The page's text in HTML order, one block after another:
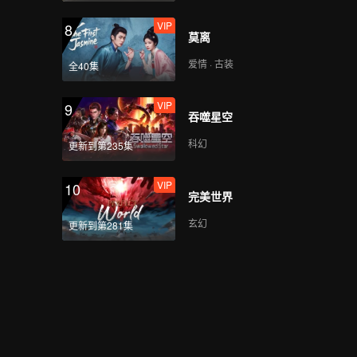
牛撒撇米线
提
面&馄饨
8
全40集
VIP
莫离
爱情 · 古装
9
更新到第235集
VIP
吞噬星空
科幻
10
更新到第281集
VIP
完美世界
玄幻